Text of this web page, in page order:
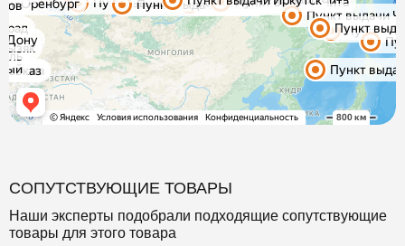
СОПУТСТВУЮЩИЕ ТОВАРЫ
Наши эксперты подобрали подходящие сопутствующие
товары для этого товара